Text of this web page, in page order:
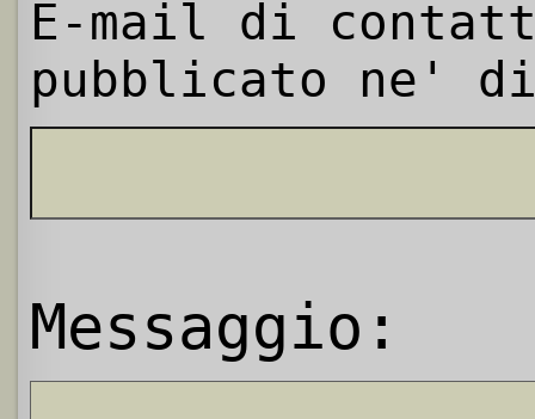
E-mail di
pubblicato ne'
Messaggio: